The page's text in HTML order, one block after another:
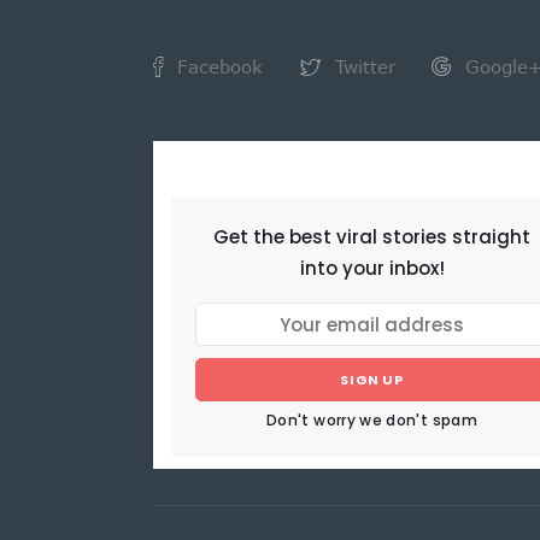
Facebook Twitter Google+
Get the best viral stories straight
into your inbox!
SIGN UP
Don't worry we don't spam